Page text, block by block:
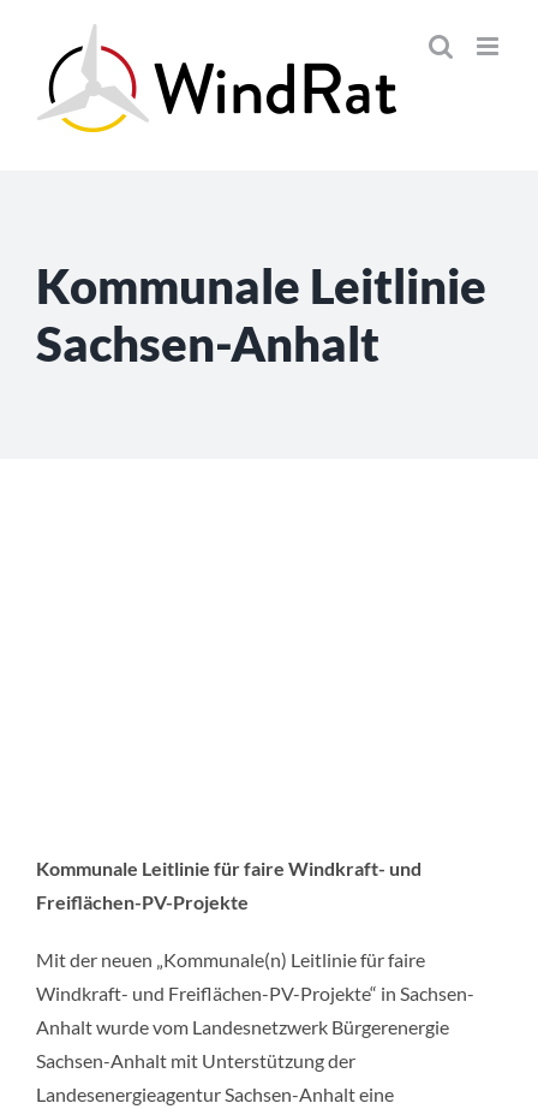
content
Kommunale Leitlinie
Sachsen-Anhalt
Kommunale Leitlinie für faire Windkraft- und
Freiflächen-PV-Projekte
Mit der neuen „Kommunale(n) Leitlinie für faire
Windkraft- und Freiflächen-PV-Projekte“ in Sachsen-
Anhalt wurde vom Landesnetzwerk Bürgerenergie
Sachsen-Anhalt mit Unterstützung der
Landesenergieagentur Sachsen-Anhalt eine